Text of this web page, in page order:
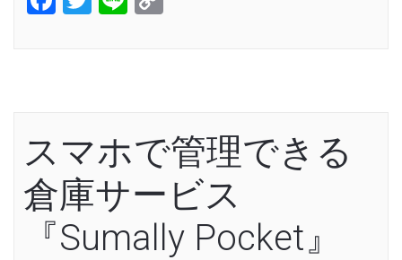
スマホで管理できる
倉庫サービス
『Sumally Pocket』